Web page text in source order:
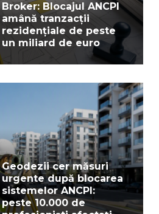
Broker: Blocajul ANCPI
amână tranzacții
rezidențiale de peste
un miliard de euro
Geodezii cer măsuri
urgente după blocarea
sistemelor ANCPI:
peste 10.000 de